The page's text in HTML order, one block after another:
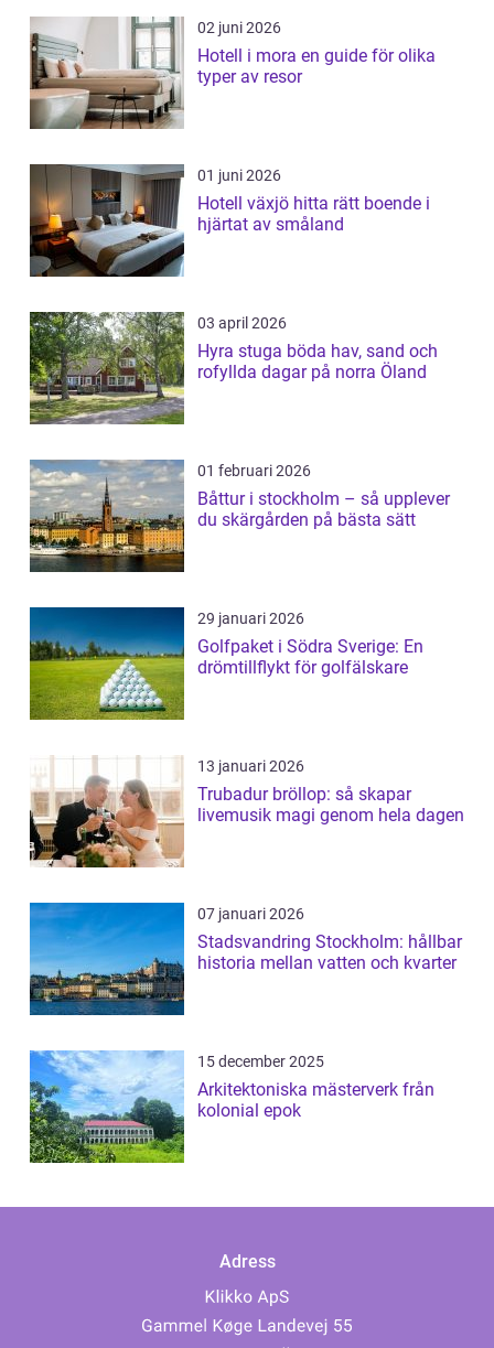
02 juni 2026
Hotell i mora en guide för olika
typer av resor
01 juni 2026
Hotell växjö hitta rätt boende i
hjärtat av småland
03 april 2026
Hyra stuga böda hav, sand och
rofyllda dagar på norra Öland
01 februari 2026
Båttur i stockholm – så upplever
du skärgården på bästa sätt
29 januari 2026
Golfpaket i Södra Sverige: En
drömtillflykt för golfälskare
13 januari 2026
Trubadur bröllop: så skapar
livemusik magi genom hela dagen
07 januari 2026
Stadsvandring Stockholm: hållbar
historia mellan vatten och kvarter
15 december 2025
Arkitektoniska mästerverk från
kolonial epok
Adress